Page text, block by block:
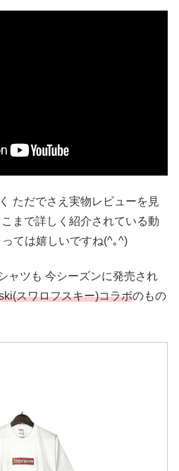
ただでさえ実物レビューを見
まで詳しく紹介されている動
ては嬉しいですね(^｡^)
ャツも 今シーズンに発売され
スワロフスキー)コラボのもの